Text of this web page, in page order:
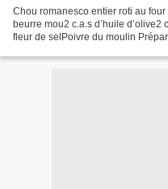
Chou romanesco entier roti au
beurre mou2 c.a.s d’huile
fleur de selPoivre du moulin